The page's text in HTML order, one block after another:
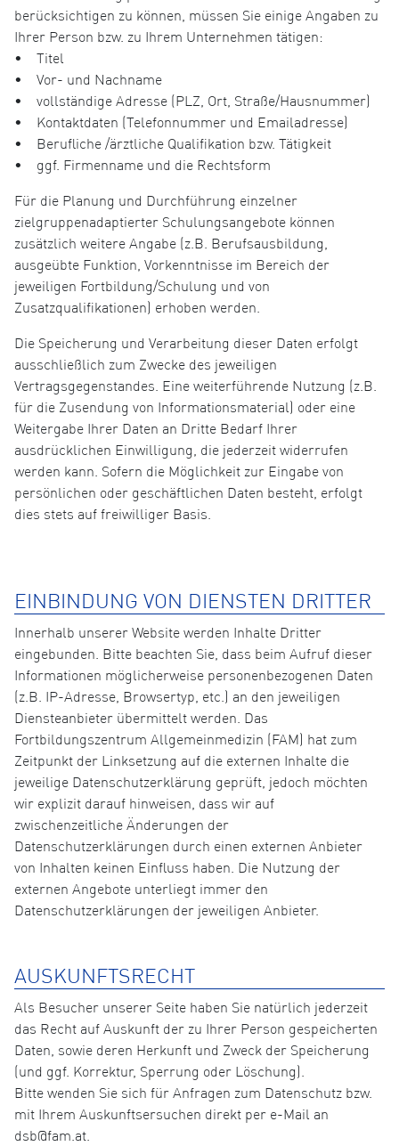
berücksichtigen zu können, müssen Sie einige Angaben zu
Ihrer Person bzw. zu Ihrem Unternehmen tätigen:
• Titel
• Vor- und Nachname
• vollständige Adresse (PLZ, Ort, Straße/Hausnummer)
• Kontaktdaten (Telefonnummer und Emailadresse)
• Berufliche /ärztliche Qualifikation bzw. Tätigkeit
• ggf. Firmenname und die Rechtsform
Für die Planung und Durchführung einzelner
zielgruppenadaptierter Schulungsangebote können
zusätzlich weitere Angabe (z.B. Berufsausbildung,
ausgeübte Funktion, Vorkenntnisse im Bereich der
jeweiligen Fortbildung/Schulung und von
Zusatzqualifikationen) erhoben werden.
Die Speicherung und Verarbeitung dieser Daten erfolgt
ausschließlich zum Zwecke des jeweiligen
Vertragsgegenstandes. Eine weiterführende Nutzung (z.B.
für die Zusendung von Informationsmaterial) oder eine
Weitergabe Ihrer Daten an Dritte Bedarf Ihrer
ausdrücklichen Einwilligung, die jederzeit widerrufen
werden kann. Sofern die Möglichkeit zur Eingabe von
persönlichen oder geschäftlichen Daten besteht, erfolgt
dies stets auf freiwilliger Basis.
EINBINDUNG VON DIENSTEN DRITTER
Innerhalb unserer Website werden Inhalte Dritter
eingebunden. Bitte beachten Sie, dass beim Aufruf dieser
Informationen möglicherweise personenbezogenen Daten
(z.B. IP-Adresse, Browsertyp, etc.) an den jeweiligen
Diensteanbieter übermittelt werden. Das
Fortbildungszentrum Allgemeinmedizin (FAM) hat zum
Zeitpunkt der Linksetzung auf die externen Inhalte die
jeweilige Datenschutzerklärung geprüft, jedoch möchten
wir explizit darauf hinweisen, dass wir auf
zwischenzeitliche Änderungen der
Datenschutzerklärungen durch einen externen Anbieter
von Inhalten keinen Einfluss haben. Die Nutzung der
externen Angebote unterliegt immer den
Datenschutzerklärungen der jeweiligen Anbieter.
AUSKUNFTSRECHT
Als Besucher unserer Seite haben Sie natürlich jederzeit
das Recht auf Auskunft der zu Ihrer Person gespeicherten
Daten, sowie deren Herkunft und Zweck der Speicherung
(und ggf. Korrektur, Sperrung oder Löschung).
Bitte wenden Sie sich für Anfragen zum Datenschutz bzw.
mit Ihrem Auskunftsersuchen direkt per e-Mail an
dsb@fam.at.